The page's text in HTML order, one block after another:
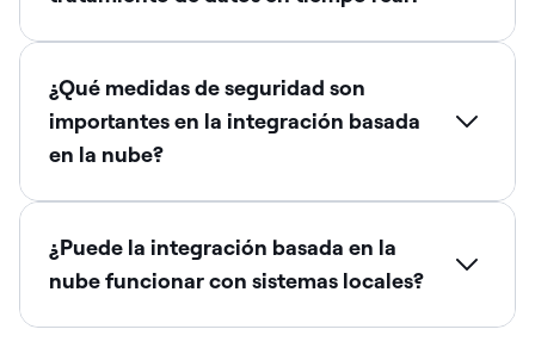
¿Qué medidas de seguridad son
importantes en la integración basada
en la nube?
¿Puede la integración basada en la
nube funcionar con sistemas locales?